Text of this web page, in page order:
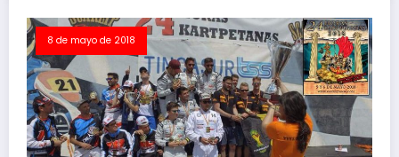
8 de mayo de 2018